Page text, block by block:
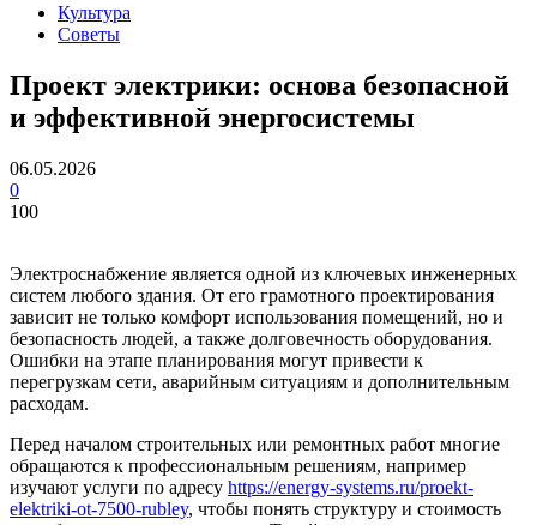
Культура
Советы
Проект электрики: основа безопасной
и эффективной энергосистемы
06.05.2026
0
100
Электроснабжение является одной из ключевых инженерных
систем любого здания. От его грамотного проектирования
зависит не только комфорт использования помещений, но и
безопасность людей, а также долговечность оборудования.
Ошибки на этапе планирования могут привести к
перегрузкам сети, аварийным ситуациям и дополнительным
расходам.
Перед началом строительных или ремонтных работ многие
обращаются к профессиональным решениям, например
изучают услуги по адресу https://energy-systems.ru/proekt-
elektriki-ot-7500-rubley, чтобы понять структуру и стоимость